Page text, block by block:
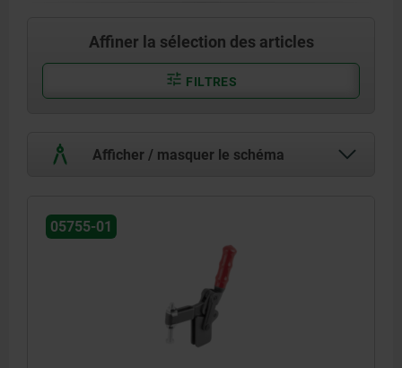
Affiner la sélection des articles
FILTRES
Afficher / masquer le schéma
05755-01